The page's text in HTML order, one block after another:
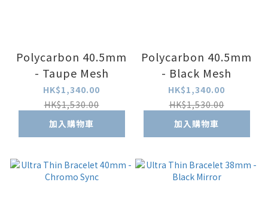
Polycarbon 40.5mm
- Taupe Mesh
HK$1,340.00
HK$1,530.00
加入購物車
Polycarbon 40.5mm
- Black Mesh
HK$1,340.00
HK$1,530.00
加入購物車